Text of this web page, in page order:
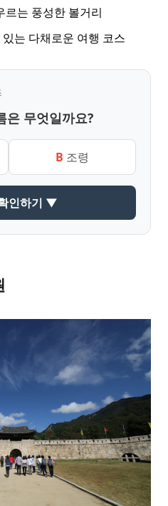
르는 풍성한 볼거리
는 다채로운 여행 코스
은 무엇일까요?
B 조령
인하기 ▼